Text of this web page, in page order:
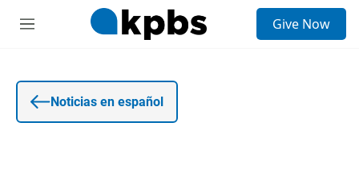
S
i
o
Give Now
Noticias en español